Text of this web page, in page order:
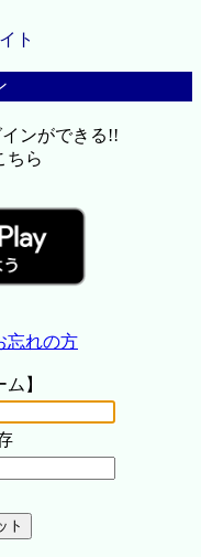
ト
ンができる!!
ちら
忘れの方
】